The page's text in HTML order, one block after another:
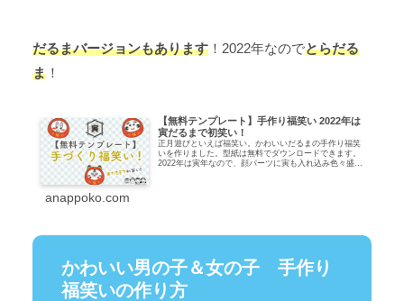
だるまバージョンもあります ！2022年なのでとらだる
ま ！
【無料テンプレート】手作り福笑い 2022年は
寅だるまで初笑い！
正月遊びといえば福笑い。かわいいだるまの手作り福笑
いを作りました。型紙は無料でダウンロードできます。
2022年は寅年なので、顔パーツに寅も入れ込み色々盛り
anappoko.com
かわいい男の子＆女の子 手作り
福笑いの作り方